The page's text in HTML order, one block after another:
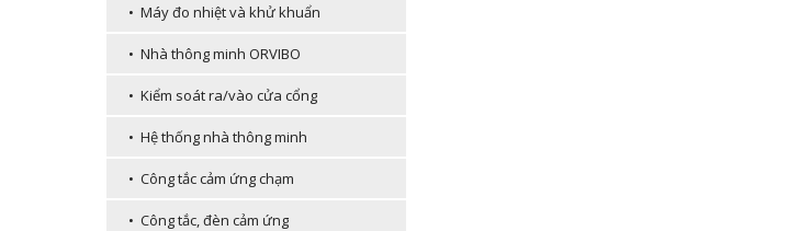
• Máy đo nhiệt và khử khuẩn
• Nhà thông minh ORVIBO
• Kiểm soát ra/vào cửa cổng
• Hệ thống nhà thông minh
• Công tắc cảm ứng chạm
• Công tắc, đèn cảm ứng